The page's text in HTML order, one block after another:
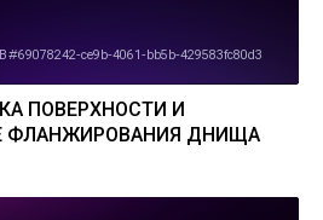
ПОВЕРХНОСТИ И
ФЛАНЖИРОВАНИЯ ДНИЩА